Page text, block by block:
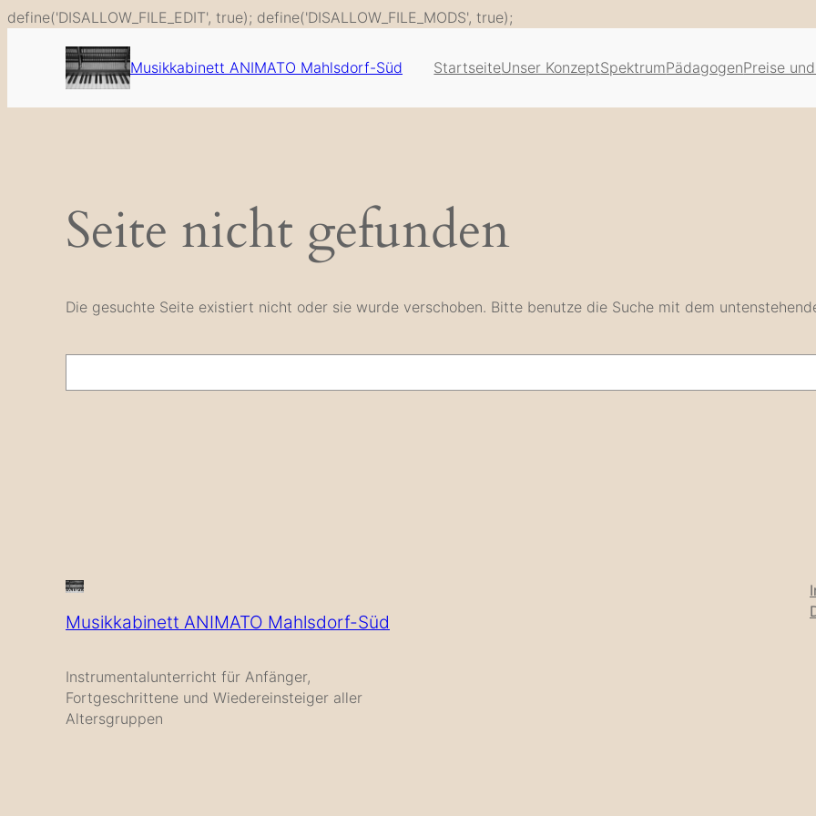
define('DISALLOW_FILE_EDIT', true); define('DISALLOW_FILE_MODS', true);
springen
Musikkabinett ANIMATO Mahlsdorf-Süd StartseiteUnser KonzeptSpektrumPädagogenPreise
Seite nicht gefunden
Die gesuchte Seite existiert nicht oder sie wurde verschoben. Bitte benutze die Suche mit dem
Musikkabinett ANIMATO Mahlsdorf-Süd
Instrumentalunterricht für Anfänger,
Fortgeschrittene und Wiedereinsteiger aller
Altersgruppen